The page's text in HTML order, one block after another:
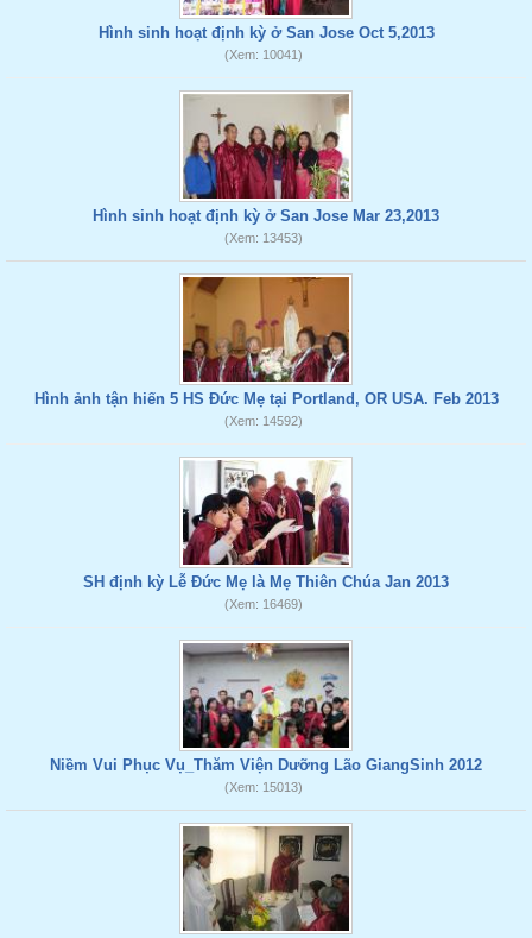
Hình sinh hoạt định kỳ ở San Jose Oct 5,2013
(Xem: 10041)
Hình sinh hoạt định kỳ ở San Jose Mar 23,2013
(Xem: 13453)
Hình ảnh tận hiến 5 HS Đức Mẹ tại Portland, OR USA. Feb 2013
(Xem: 14592)
SH định kỳ Lễ Đức Mẹ là Mẹ Thiên Chúa Jan 2013
(Xem: 16469)
Niềm Vui Phục Vụ_Thăm Viện Dưỡng Lão GiangSinh 2012
(Xem: 15013)